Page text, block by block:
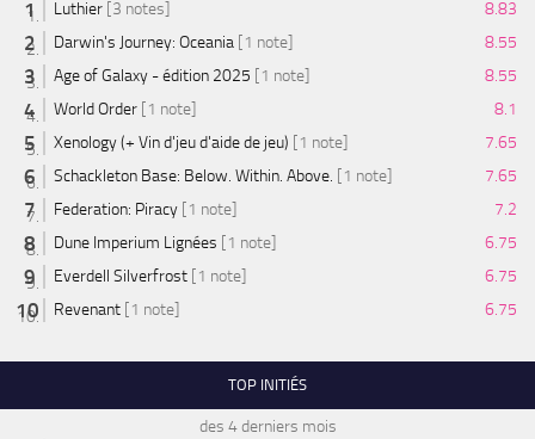
Luthier [3 notes]
8.83
Darwin's Journey: Oceania [1 note]
8.55
Age of Galaxy - édition 2025 [1 note]
8.55
World Order [1 note]
8.1
Xenology (+ Vin d'jeu d'aide de jeu) [1 note]
7.65
Schackleton Base: Below. Within. Above. [1 note]
7.65
Federation: Piracy [1 note]
7.2
Dune Imperium Lignées [1 note]
6.75
Everdell Silverfrost [1 note]
6.75
Revenant [1 note] 6.75
TOP INITIÉS
des 4 derniers mois